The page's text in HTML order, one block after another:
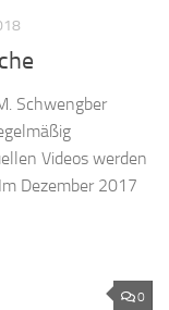
Schwengber
Videos werden
Dezember 2017
0